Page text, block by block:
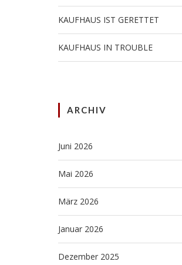
KAUFHAUS IST GERETTET
KAUFHAUS IN TROUBLE
ARCHIV
Juni 2026
Mai 2026
März 2026
Januar 2026
Dezember 2025